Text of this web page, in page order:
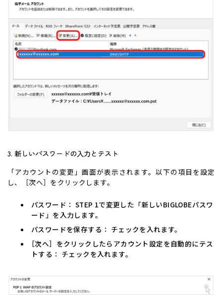
3. 新しいパスワードの入力とテスト
「アカウントの変更」画面が表示されます。以下の項目を設定
し、［次へ］をクリックします。
パスワード： STEP 1で変更した「新しいBIGLOBEパスワ
ード」を入力します。
パスワードを保存する： チェックを入れます。
［次へ］をクリックしたらアカウント設定を自動的にテス
トする： チェックを入れます。